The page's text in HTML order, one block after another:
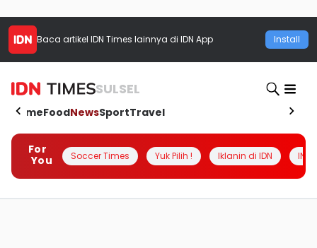
Baca artikel IDN Times lainnya di IDN App Install
SULSEL
HomeFoodNewsSportTravel
For
You
Soccer Times Yuk Pilih ! Iklanin di IDN